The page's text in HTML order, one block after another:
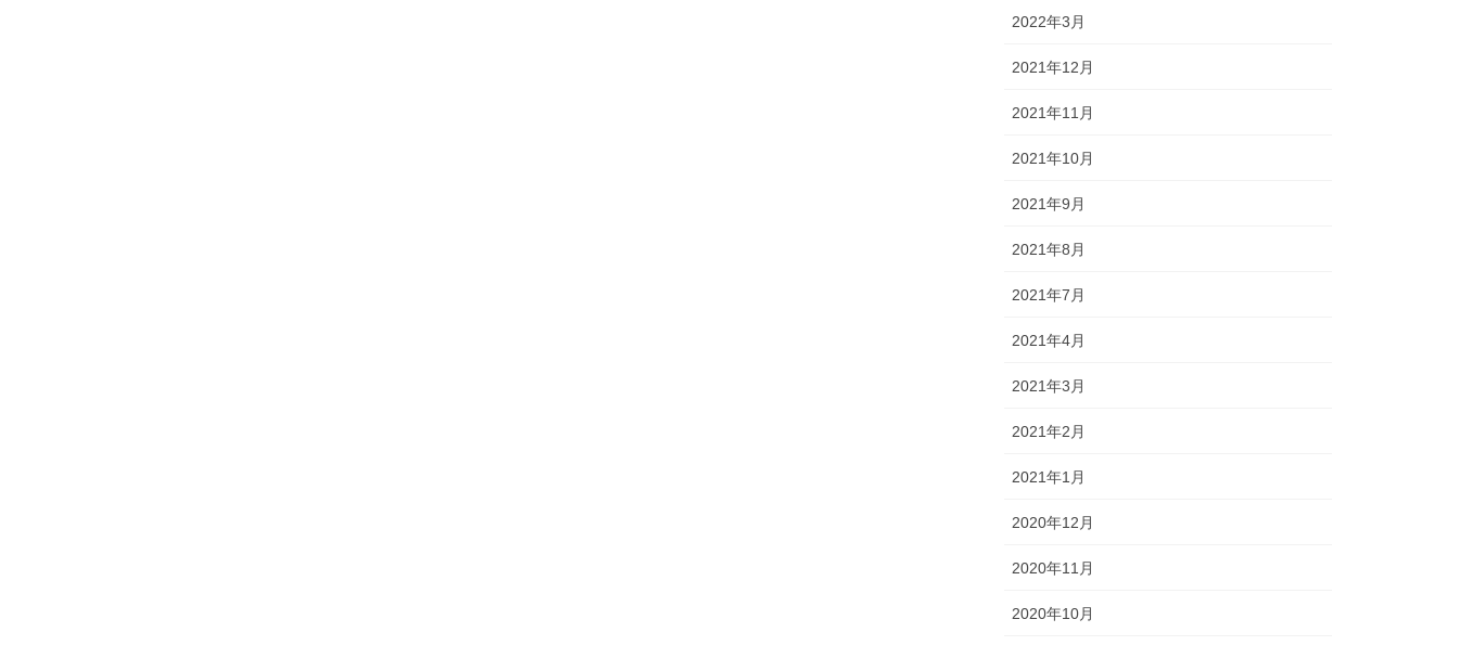
2022年3月
2021年12月
2021年11月
2021年10月
2021年9月
2021年8月
2021年7月
2021年4月
2021年3月
2021年2月
2021年1月
2020年12月
2020年11月
2020年10月